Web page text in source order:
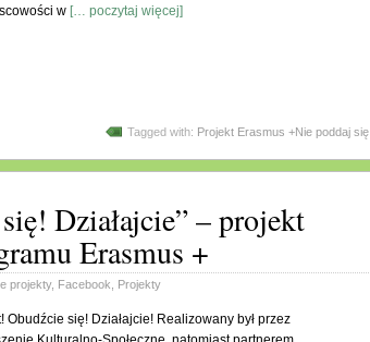
w [… poczytaj więcej]
Tagged with: Projekt Erasmus +Nie poddaj się
Działajcie” – projekt
Erasmus +
projekty, Facebook Projekty
się! Działajcie! Realizowany był przez